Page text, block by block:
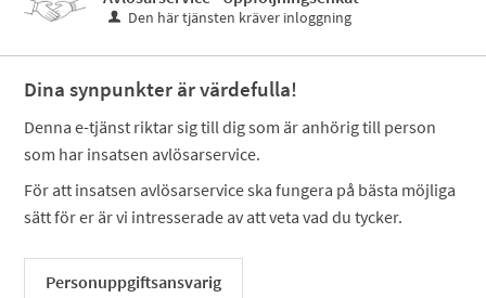
Den här tjänsten kräver inloggning
Dina synpunkter är värdefulla!
Denna e-tjänst riktar sig till dig som är anhörig till person
som har insatsen avlösarservice.
För att insatsen avlösarservice ska fungera på bästa möjliga
sätt för er är vi intresserade av att veta vad du tycker.
Personuppgiftsansvarig